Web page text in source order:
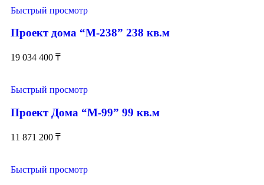
Быстрый просмотр
Проект дома “М-238” 238 кв.м
19 034 400 ₸
Быстрый просмотр
Проект Дома “М-99” 99 кв.м
11 871 200 ₸
Быстрый просмотр